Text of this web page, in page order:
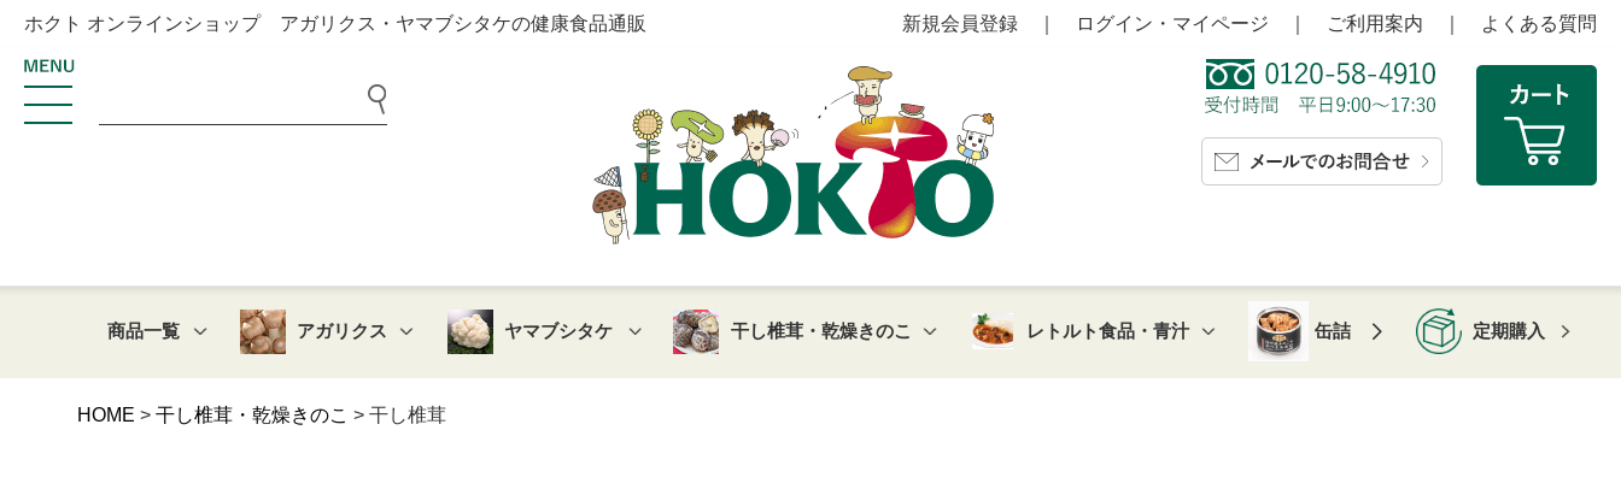
ホクト オンラインショップ アガリクス・ヤマブシタケの健康食品通販 新規会員登録 ログイン・マイページ ご利用案内 よくある質問
商品一覧 アガリクス ヤマブシタケ 干し椎茸・乾燥きのこ レトルト食品・青汁 缶詰 定期購入
HOME 干し椎茸・乾燥きのこ 干し椎茸